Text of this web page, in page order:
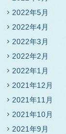
2022年5月
2022年4月
2022年3月
2022年2月
2022年1月
2021年12月
2021年11月
2021年10月
2021年9月